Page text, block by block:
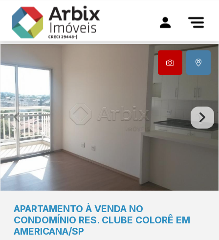
APARTAMENTO À VENDA NO
CONDOMÍNIO RES. CLUBE COLORÊ EM
AMERICANA/SP